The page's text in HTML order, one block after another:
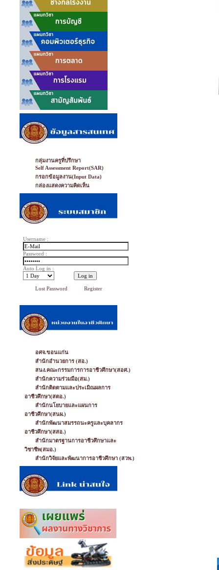
กลุ่มงานครูที่ปรึกษา
Self Assessment Report(SAR)
กรอกข้อมูลงาน(Input Data)
กล่องแสดงความคิดเห็น
Username :
Password :
Auto Log in :
Lost Password Register
อศจ.ขอนแก่น
สำนักอำนวยการ (สอ.)
สนง.คณะกรรมการการอาชีวศึกษา(สอศ.)
สำนักความร่วมมือ(สม.)
สำนักติดตามและประเมิณผลการ
อาชีวศึกษา(สตอ.)
สำนักนโยบายและแผนการ
อาชีวศึกษา(สนผ.)
สำนักพัฒนาสมรรถนะครูและบุคลากร
อาชีวศึกษา(สสอ.)
สำนักมาตรฐานการอาชีวศึกษาและ
วิชาชีพ(สมอ.)
สำนักวิจัยและพัฒนาการอาชีวศึกษา (สวพ.)